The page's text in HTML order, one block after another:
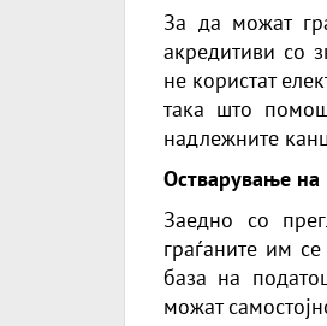
За да можат
акредитиви со
не користат
така што
надлежните
Остварување на
Заедно со
граѓаните им
база на
можат